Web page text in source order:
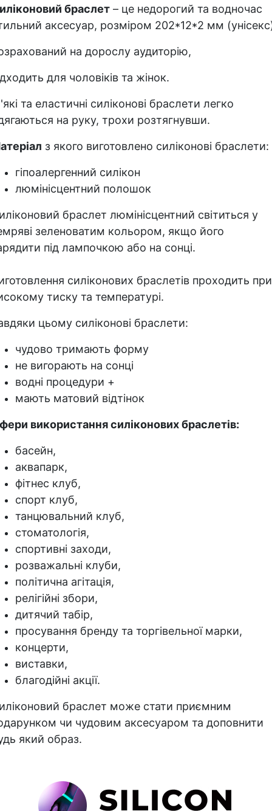
браслет – це недорогий та водночас
аксесуар, розміром 202*12*2 мм
на дорослу аудиторію,
для чоловіків та жінок.
та еластичні силіконові браслети легко
на руку, трохи розтягнувши.
з якого виготовлено силіконові браслети:
гіпоалергенний силікон
люмінісцентний полошок
браслет люмінісцентний світиться у
зеленоватим кольором, якщо його
під лампочкою або на сонці.
силіконових браслетів проходить при
тиску та температурі.
цьому силіконові браслети:
чудово тримають форму
не вигорають на сонці
водні процедури +
мають матовий відтінок
використання силіконових браслетів:
басейн,
аквапарк,
фітнес клуб,
спорт клуб,
танцювальний клуб,
стоматологія,
спортивні заходи,
розважальні клуби,
політична агітація,
релігійні збори,
дитячий табір,
просування бренду та торгівельної марки,
концерти,
виставки,
благодійні акції.
браслет може стати приємним
чи чудовим аксесуаром та доповнити
який образ.